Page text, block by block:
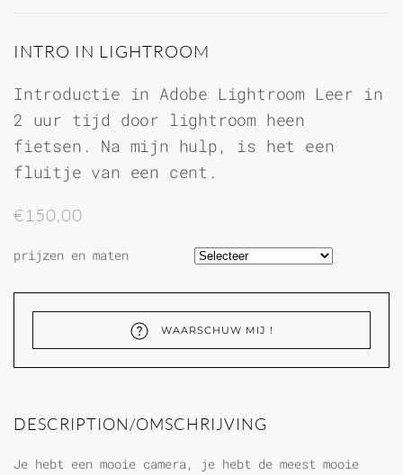
INTRO IN LIGHTROOM
Introductie in Adobe Lightroom Leer in
2 uur tijd door lightroom heen
fietsen. Na mijn hulp, is het een
fluitje van een cent.
€150,00
prijzen en maten
WAARSCHUW MIJ !
DESCRIPTION/OMSCHRIJVING
Je hebt een mooie camera, je hebt de meest mooie